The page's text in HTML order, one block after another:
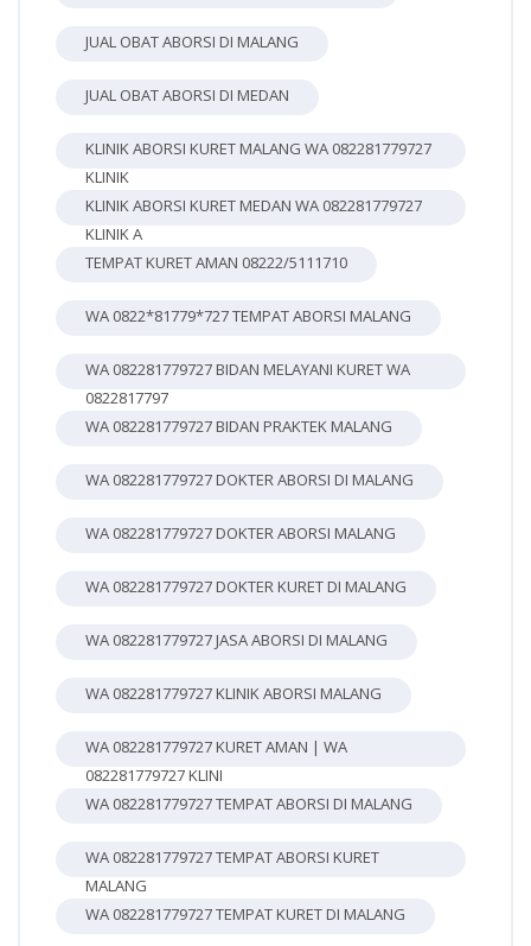
JUAL OBAT ABORSI DI MALANG
JUAL OBAT ABORSI DI MEDAN
KLINIK ABORSI KURET MALANG WA 082281779727
KLINIK
KLINIK ABORSI KURET MEDAN WA 082281779727
KLINIK A
TEMPAT KURET AMAN 08222/5111710
WA 0822*81779*727 TEMPAT ABORSI MALANG
WA 082281779727 BIDAN MELAYANI KURET WA
0822817797
WA 082281779727 BIDAN PRAKTEK MALANG
WA 082281779727 DOKTER ABORSI DI MALANG
WA 082281779727 DOKTER ABORSI MALANG
WA 082281779727 DOKTER KURET DI MALANG
WA 082281779727 JASA ABORSI DI MALANG
WA 082281779727 KLINIK ABORSI MALANG
WA 082281779727 KURET AMAN | WA
082281779727 KLINI
WA 082281779727 TEMPAT ABORSI DI MALANG
WA 082281779727 TEMPAT ABORSI KURET
MALANG
WA 082281779727 TEMPAT KURET DI MALANG